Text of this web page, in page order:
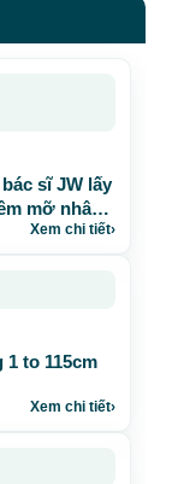
sĩ JW lấy
mỡ nhân
Xem chi tiết›
to 115cm
Xem chi tiết›